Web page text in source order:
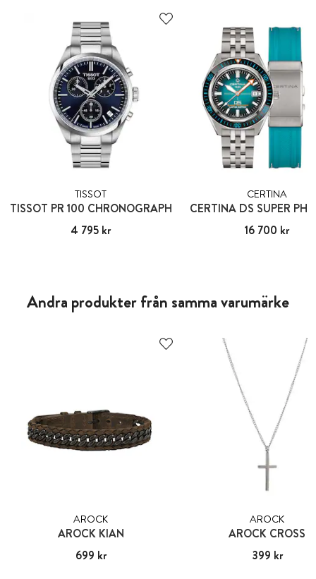
TISSOT
TISSOT PR 100 CHRONOGRAPH
Pris:4 795 kr
4 795 kr
CERTINA
CERTINA DS SUPER
Pris: 16 700 kr
16 700 kr
Andra produkter från samma varumärke
AROCK
AROCK KIAN
Pris:699 kr
699 kr
AROCK
AROCK CROSS
Pris:399 kr
399 kr